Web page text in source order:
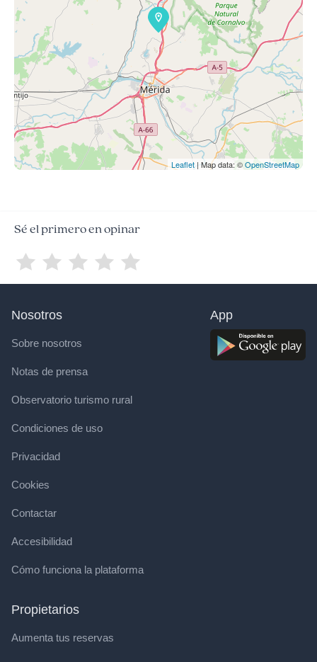
Leaflet | Map data: ©OpenStreetMap
Sé el primero en opinar
Nosotros
Sobre nosotros
Notas de prensa
Observatorio turismo rural
Condiciones de uso
Privacidad
Cookies
Contactar
Accesibilidad
Cómo funciona la plataforma
Propietarios
Aumenta tus reservas
App